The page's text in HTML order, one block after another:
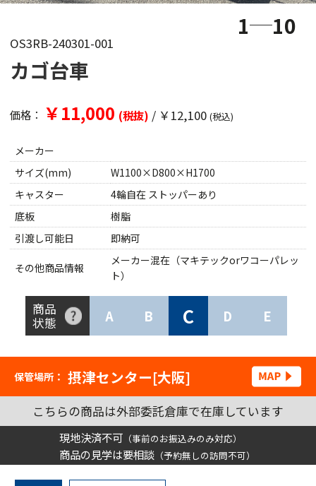
1 10
OS3RB-240301-001
カゴ台車
価格： ￥11,000 (税抜) / ￥12,100 (税込)
メーカー
サイズ(mm)
W1100×D800×H1700
キャスター
4輪自在 ストッパーあり
底板
樹脂
引渡し可能日
即納可
その他商品情報
メーカー混在（マキテックorワコーパレッ
ト）
商品
状態
A B C D E
保管場所： 摂津センター[大阪]
こちらの商品は外部委託倉庫で在庫しています
現地決済不可 （事前のお振込みのみ対応）
商品の見学は要相談 （予約無しの訪問不可）